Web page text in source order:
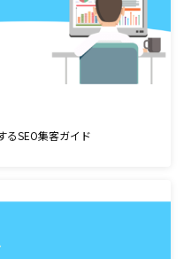
るSEO集客ガイド